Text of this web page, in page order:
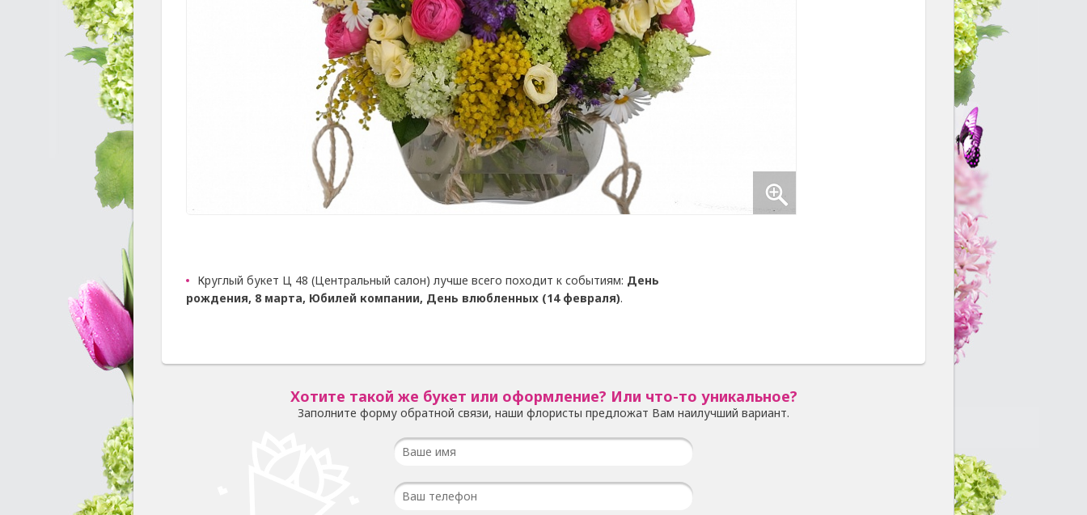
Круглый букет Ц 48 (Центральный салон) лучше всего походит к событиям: День
рождения, 8 марта, Юбилей компании, День влюбленных (14 февраля).
Хотите такой же букет или оформление? Или что-то уникальное?
Заполните форму обратной связи, наши флористы предложат Вам наилучший вариант.